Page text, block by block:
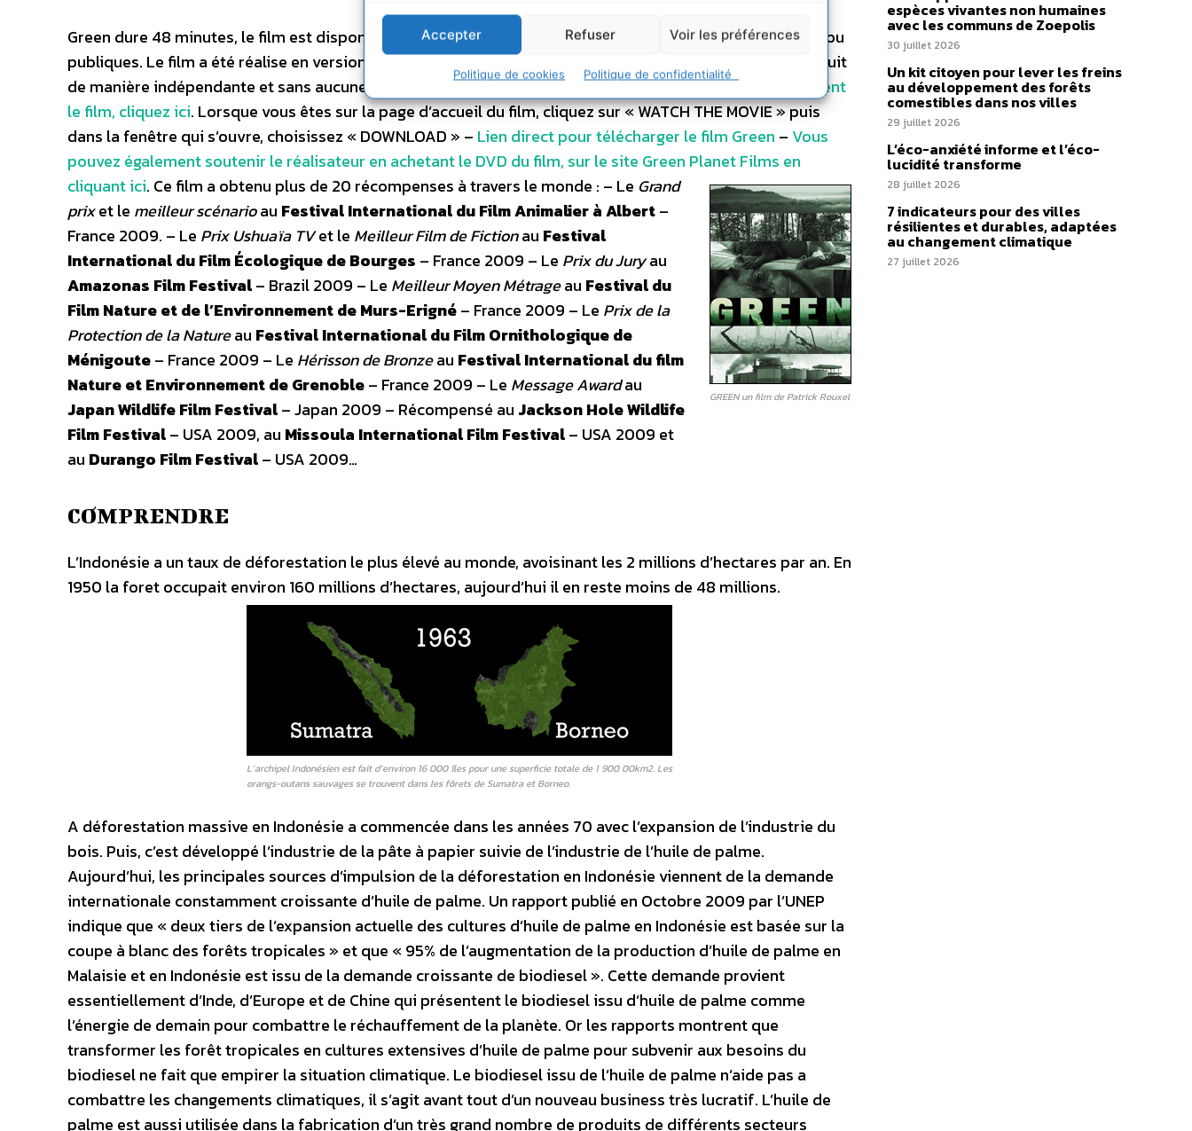
Accepter Refuser Voir les préférences
Politique de cookies Politique de confidentialité
Green dure 48 minutes, le film est disponible en téléchargement gratuit pour toutes projections privées ou
publiques. Le film a été réalise en version internationale accessible à toutes les nationalités. Il a été produit
de manière indépendante et sans aucune attache politique ou commerciale.Pour télécharger gratuitement
le film, cliquez ici. Lorsque vous êtes sur la page d’accueil du film, cliquez sur « WATCH THE MOVIE » puis
dans la fenêtre qui s’ouvre, choisissez « DOWNLOAD » – Lien direct pour télécharger le film Green – Vous
pouvez également soutenir le réalisateur en achetant le DVD du film, sur le site Green Planet Films en
cliquant ici.
GREEN un film de Patrick Rouxel
Ce film a obtenu plus de 20 récompenses à travers le monde : – Le Grand
prixet le meilleur scénarioau Festival International du Film Animalier à Albert–
France 2009. – Le Prix Ushuaïa TVet le Meilleur Film de Fictionau Festival
International du Film Écologique de Bourges – France 2009 – Le Prix du Juryau
Amazonas Film Festival– Brazil 2009 – Le Meilleur Moyen Métrageau Festival du
Film Nature et de l’Environnement de Murs-Erigné– France 2009 – Le Prix de la
Protection de la Natureau Festival International du Film Ornithologique de
Ménigoute– France 2009 – Le Hérisson de Bronzeau Festival International du film
Nature et Environnement de Grenoble– France 2009 – Le Message Awardau
Japan Wildlife Film Festival– Japan 2009 – Récompensé au Jackson Hole Wildlife
Film Festival– USA 2009, au Missoula International Film Festival– USA 2009 et
au Durango Film Festival– USA 2009…
COMPRENDRE
L’Indonésie a un taux de déforestation le plus élevé au monde, avoisinant les 2 millions d’hectares par an. En
1950 la foret occupait environ 160 millions d’hectares, aujourd’hui il en reste moins de 48 millions.
L’archipel Indonésien est fait d’environ 16 000 îles pour une superficie totale de 1 900 00km2. Les
orangs-outans sauvages se trouvent dans les fôrets de Sumatra et Borneo.
A déforestation massive en Indonésie a commencée dans les années 70 avec l’expansion de l’industrie du
bois. Puis, c’est développé l’industrie de la pâte à papier suivie de l’industrie de l’huile de palme.
Aujourd’hui, les principales sources d’impulsion de la déforestation en Indonésie viennent de la demande
internationale constamment croissante d’huile de palme. Un rapport publié en Octobre 2009 par l’UNEP
indique que « deux tiers de l’expansion actuelle des cultures d’huile de palme en Indonésie est basée sur la
coupe à blanc des forêts tropicales » et que « 95% de l’augmentation de la production d’huile de palme en
Malaisie et en Indonésie est issu de la demande croissante de biodiesel ». Cette demande provient
essentiellement d’Inde, d’Europe et de Chine qui présentent le biodiesel issu d’huile de palme comme
l’énergie de demain pour combattre le réchauffement de la planète. Or les rapports montrent que
transformer les forêt tropicales en cultures extensives d’huile de palme pour subvenir aux besoins du
biodiesel ne fait que empirer la situation climatique. Le biodiesel issu de l’huile de palme n’aide pas a
combattre les changements climatiques, il s’agit avant tout d’un nouveau business très lucratif. L’huile de
palme est aussi utilisée dans la fabrication d’un très grand nombre de produits de différents secteurs
espèces vivantes non humaines
avec les communs de Zoepolis
30 juillet 2026
Un kit citoyen pour lever les freins
au développement des forêts
comestibles dans nos villes
29 juillet 2026
L’éco-anxiété informe et l’éco-
lucidité transforme
28 juillet 2026
7 indicateurs pour des villes
résilientes et durables, adaptées
au changement climatique
27 juillet 2026